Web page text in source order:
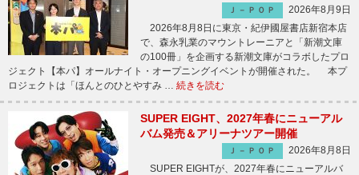
Ｊ－ＰＯＰ
2026年8月9日
2026年8月8日に東京・紀伊國屋書店新宿本店
で、森永乳業のマウントレーニアと「新潮文庫
の100冊」を企画する新潮文庫がコラボしたプロ
ジェクト【本パ】オールナイト・オープニングイベントが開催された。 本プ
ロジェクトは「ほんとのひとやすみ … 続きを読む
SUPER EIGHT、2027年春にニューアル
バム発売＆アリーナツアー開催
Ｊ－ＰＯＰ
2026年8月8日
SUPER EIGHTが、2027年春にニューアルバ